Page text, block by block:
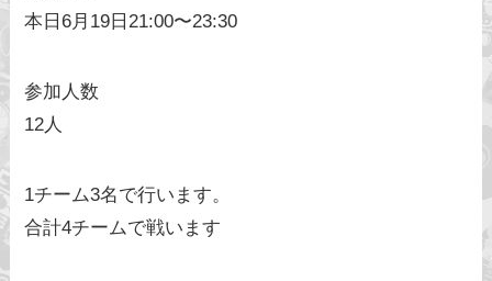
本日6月19日21:00〜23:30
参加人数
12人
1チーム3名で行います。
合計4チームで戦います